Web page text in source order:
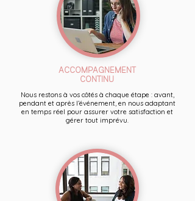
ACCOMPAGNEMENT
CONTINU
Nous restons à vos côtés à chaque étape : avant,
pendant et après l’événement, en nous adaptant
en temps réel pour assurer votre satisfaction et
gérer tout imprévu.